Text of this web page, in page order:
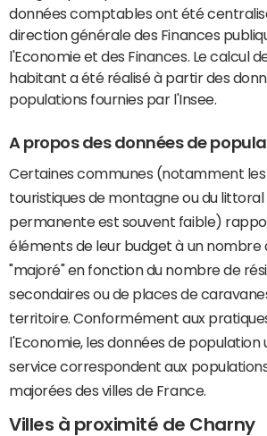
données comptables ont été
direction générale des Finances
l'Economie et des Finances. Le calcul
habitant a été réalisé à partir des
populations fournies par l'Insee.
A propos des données de
Certaines communes (notamment
touristiques de montagne ou du
permanente est souvent faible)
éléments de leur budget à un nombre
"majoré" en fonction du nombre de
secondaires ou de places de
territoire. Conformément aux
l'Economie, les données de population
service correspondent aux
majorées des villes de France.
Villes à proximité de Charny